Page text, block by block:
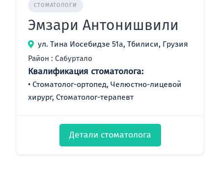
СТОМАТОЛОГИ
Эмзари Антонишвили
ул. Тина Иосебидзе 51а, Тбилиси, Грузия
Район : Сабуртало
Квалификация стоматолога:
Стоматолог-ортопед, Челюстно-лицевой
хирург, Стоматолог-терапевт
Детали стоматолога